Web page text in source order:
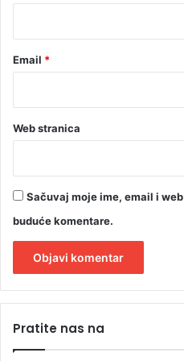
Email *
Web stranica
Sačuvaj moje ime, email i
buduće komentare.
tPratite nas na